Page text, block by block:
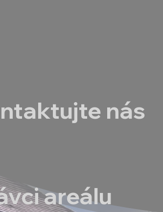
nás
areálu